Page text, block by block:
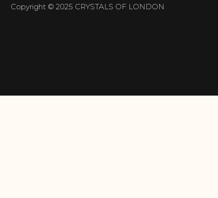
Copyright © 2025 CRYSTALS OF LONDON